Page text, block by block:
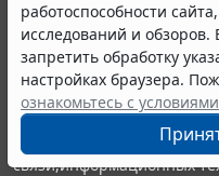
работоспособности
исследований и
запретить обработку
настройках браузера.
ознакомьтесь с
© ООО "НПП "ГАРАНТ-
выпускается с 1990
являются участниками
информации ГАРАНТ.
Портал ГАРАНТ.РУ
издания Федеральной
связи,информационных